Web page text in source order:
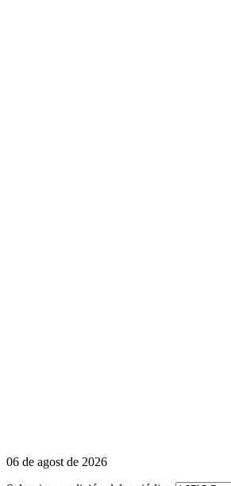
06 de agost de 2026